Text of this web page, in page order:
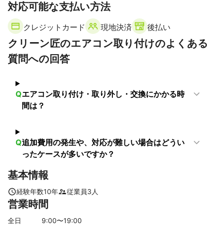
対応可能な支払い方法
クレジットカード 現地決済 後払い
クリーン匠のエアコン取り付けのよくある
質問への回答
Qエアコン取り付け・取り外し・交換にかかる時
間は？
Q追加費用の発生や、対応が難しい場合はどうい
ったケースが多いですか？
基本情報
経験年数10年 従業員3 人
営業時間
全日 9:00〜19:00